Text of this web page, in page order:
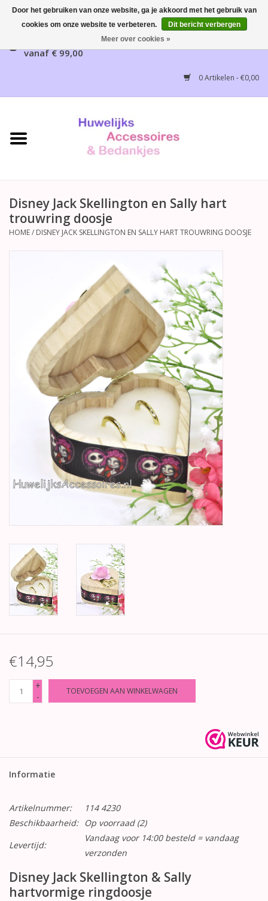
Gratis verzending mogelijk, NL vanaf € 65,00, België
vanaf € 99,00
0 Artikelen - €0,00
Home
Bruidsaccessoires
Huwelijksreceptie
Betty Boop Huwelijk
Geboorte, Doop en
Communie
Disney Jack Skellington en Sally hart
trouwring doosje
HOME/ DISNEY JACK SKELLINGTON EN SALLY HART TROUWRING DOOSJE
€14,95
+
-
TOEVOEGEN AAN WINKELWAGEN
Informatie
Artikelnummer:
114 4230
Beschikbaarheid:
Op voorraad(2)
Levertijd:
Vandaag voor 14:00 besteld = vandaag
verzonden
Disney Jack Skellington & Sally
hartvormige ringdoosje
Door het gebruiken van onze website, ga je akkoord met het gebruik van
cookies om onze website te verbeteren.
Dit bericht verbergen
Meer over cookies »